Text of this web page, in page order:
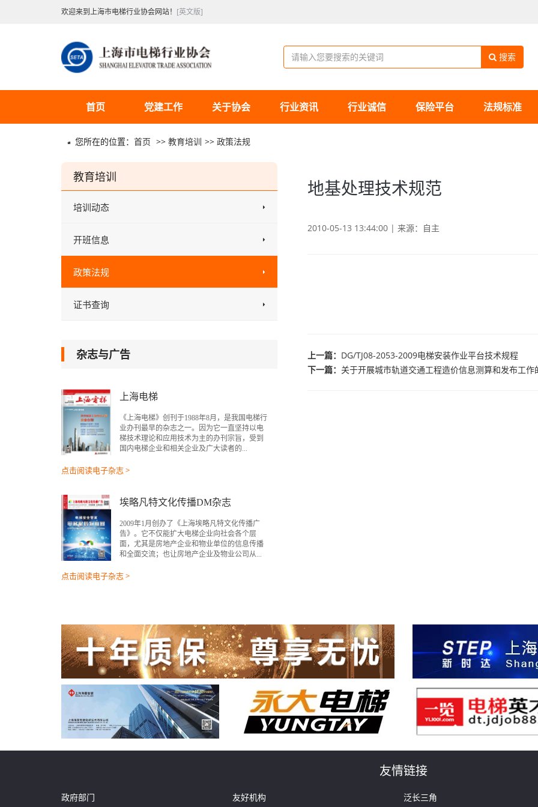
欢迎来到上海市电梯行业协会网站！ [英文版]
搜索
首页 党建工作 关于协会 行业资讯 行业诚信 保险平台 法规标准
您所在的位置： 首页 >> 教育培训 >> 政策法规
教育培训
培训动态
开班信息
政策法规
证书查询
杂志与广告
上海电梯
《上海电梯》创刊于1988年8月，是我国电梯行
业办刊最早的杂志之一。因为它一直坚持以电
梯技术理论和应用技术为主的办刊宗旨，受到
国内电梯企业和相关企业及广大读者的...
点击阅读电子杂志 >
埃略凡特文化传播DM杂志
2009年1月创办了《上海埃略凡特文化传播广
告》。它不仅能扩大电梯企业向社会各个层
面，尤其是房地产企业和物业单位的信息传播
和全面交流；也让房地产企业及物业公司从...
点击阅读电子杂志 >
地基处理技术规范
2010-05-13 13:44:00 | 来源：自主
上一篇： DG/TJ08-2053-2009电梯安装作业平台技术规程
下一篇： 关于开展城市轨道交通工程造价信息测算和发布工作
友情链接
政府部门 友好机构 泛长三角